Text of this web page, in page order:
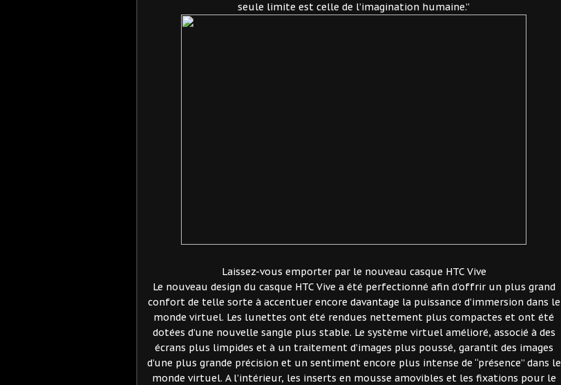
seule limite est celle de l’imagination humaine.”
Laissez-vous emporter par le nouveau casque HTC Vive
Le nouveau design du casque HTC Vive a été perfectionné afin d’offrir un plus grand
confort de telle sorte à accentuer encore davantage la puissance d’immersion dans le
monde virtuel. Les lunettes ont été rendues nettement plus compactes et ont été
dotées d’une nouvelle sangle plus stable. Le système virtuel amélioré, associé à des
écrans plus limpides et à un traitement d’images plus poussé, garantit des images
d’une plus grande précision et un sentiment encore plus intense de “présence” dans le
monde virtuel. A l’intérieur, les inserts en mousse amovibles et les fixations pour le